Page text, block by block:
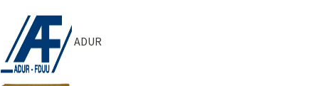
ADUR